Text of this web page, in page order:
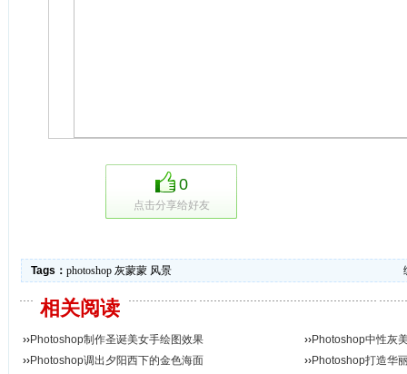
0
点击分享给好友
Tags： photoshop 灰蒙蒙 风景
相关阅读
››Photoshop制作圣诞美女手绘图效果 ››Photoshop中性灰
››Photoshop调出夕阳西下的金色海面 ››Photoshop打造华